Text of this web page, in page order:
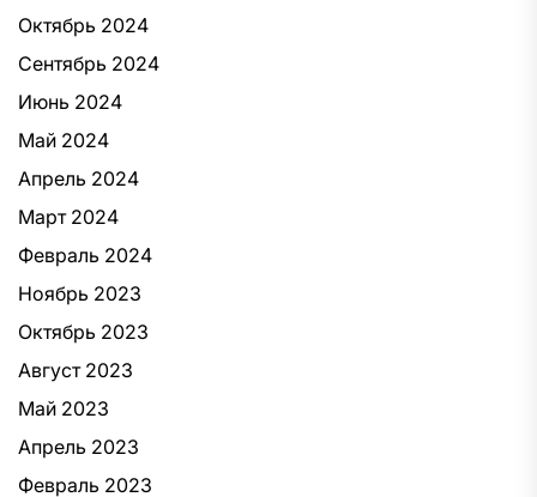
Октябрь 2024
Сентябрь 2024
Июнь 2024
Май 2024
Апрель 2024
Март 2024
Февраль 2024
Ноябрь 2023
Октябрь 2023
Август 2023
Май 2023
Апрель 2023
Февраль 2023